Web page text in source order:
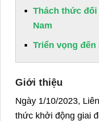
Thách thức
Nam
Triển vọng đến
Giới thiệu
Ngày 1/10/2023,
thức khởi động giai